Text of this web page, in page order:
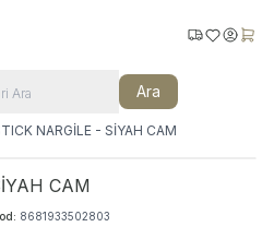
Ara
Kargo Takip
Favorilerim
NARGİLE - SİYAH CAM
CAM
8681933502803